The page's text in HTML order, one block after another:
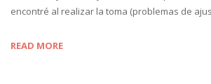
encontré al realizar la toma (problemas de
READ MORE